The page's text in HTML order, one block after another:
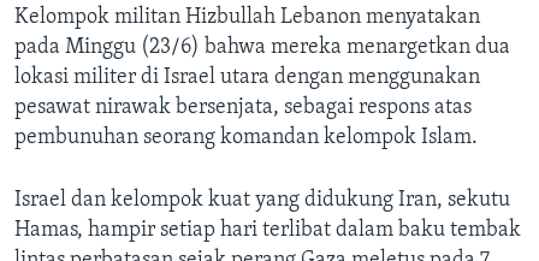
Kelompok militan Hizbullah Lebanon menyatakan
pada Minggu (23/6) bahwa mereka menargetkan dua
lokasi militer di Israel utara dengan menggunakan
pesawat nirawak bersenjata, sebagai respons atas
pembunuhan seorang komandan kelompok Islam.
Israel dan kelompok kuat yang didukung Iran, sekutu
Hamas, hampir setiap hari terlibat dalam baku tembak